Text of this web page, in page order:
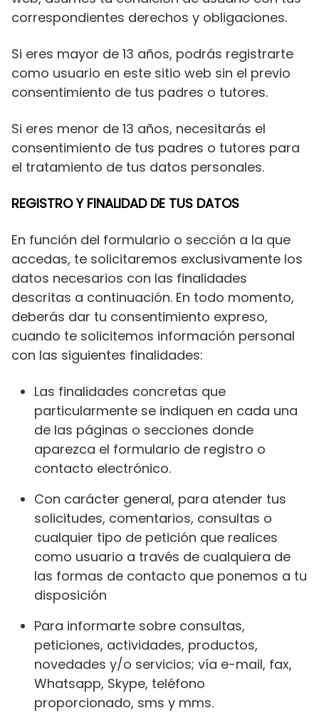
correspondientes derechos y obligaciones.
Si eres mayor de 13 años, podrás registrarte
como usuario en este sitio web sin el previo
consentimiento de tus padres o tutores.
Si eres menor de 13 años, necesitarás el
consentimiento de tus padres o tutores para
el tratamiento de tus datos personales.
REGISTRO Y FINALIDAD DE TUS DATOS
En función del formulario o sección a la que
accedas, te solicitaremos exclusivamente los
datos necesarios con las finalidades
descritas a continuación. En todo momento,
deberás dar tu consentimiento expreso,
cuando te solicitemos información personal
con las siguientes finalidades:
Las finalidades concretas que
particularmente se indiquen en cada una
de las páginas o secciones donde
aparezca el formulario de registro o
contacto electrónico.
Con carácter general, para atender tus
solicitudes, comentarios, consultas o
cualquier tipo de petición que realices
como usuario a través de cualquiera de
las formas de contacto que ponemos a tu
disposición
Para informarte sobre consultas,
peticiones, actividades, productos,
novedades y/o servicios; vía e-mail, fax,
Whatsapp, Skype, teléfono
proporcionado, sms y mms.